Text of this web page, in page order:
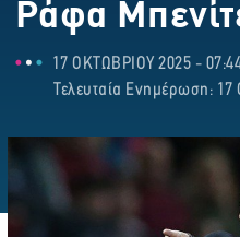
Ράφα
17 ΟΚΤΩΒΡΙΟΥ 2025 -
Τελευταία Ενημέρωση: